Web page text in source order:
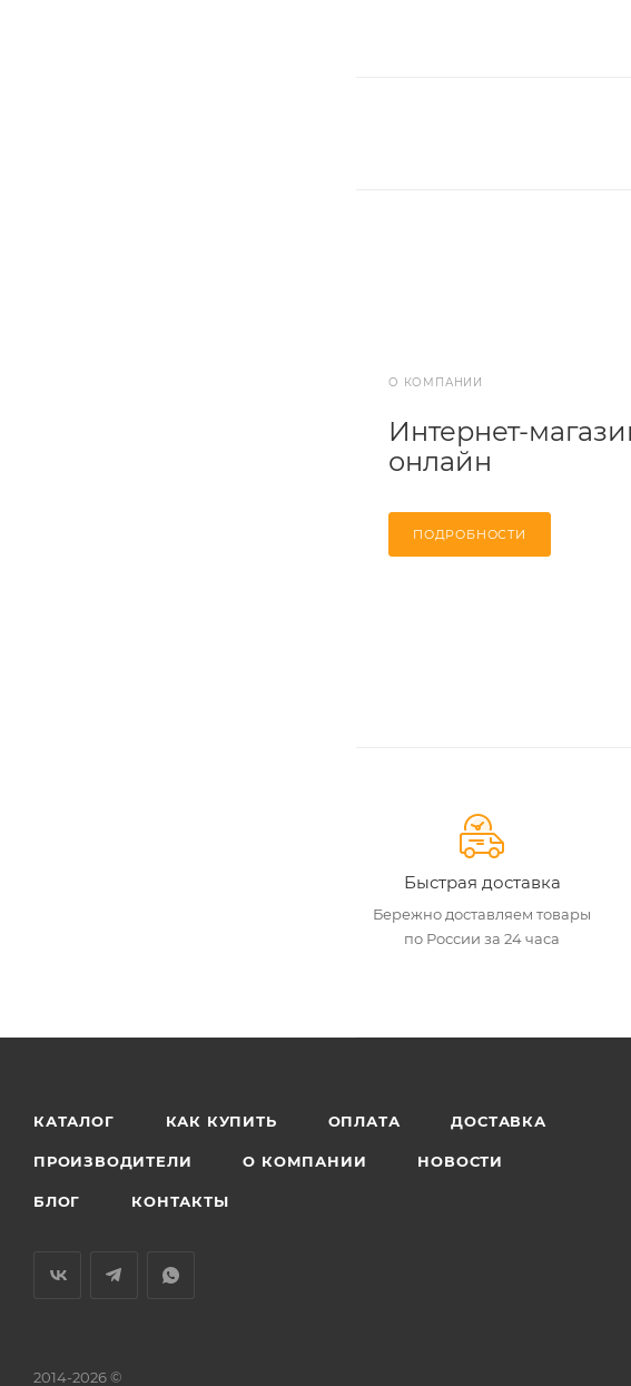
О КОМПАНИИ
Интернет-
онлайн
ПОДРОБНОСТИ
Быстрая доставка
Бережно доставляем товары
по России за 24 часа
КАТАЛОГ КАК КУПИТЬ ОПЛАТА ДОСТАВКА
ПРОИЗВОДИТЕЛИ О КОМПАНИИ НОВОСТИ
БЛОГ КОНТАКТЫ
2014-2026 ©